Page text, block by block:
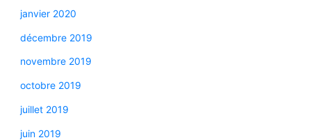
janvier 2020
décembre 2019
novembre 2019
octobre 2019
juillet 2019
juin 2019